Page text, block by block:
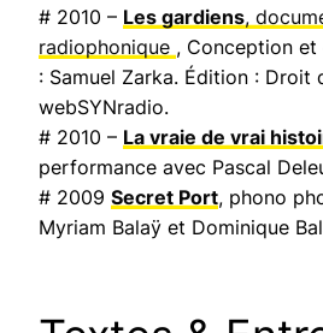
# 2010 – Les gardiens,
radiophonique , Conception
: Samuel Zarka. Édition : Droit
webSYNradio.
# 2010 – La vraie de vrai
performance avec Pascal
# 2009 Secret Port, phono
Myriam Balaÿ et Dominique